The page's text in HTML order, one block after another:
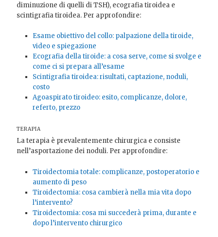
diminuzione di quelli di TSH), ecografia tiroidea e
scintigrafia tiroidea. Per approfondire:
Esame obiettivo del collo: palpazione della tiroide,
video e spiegazione
Ecografia della tiroide: a cosa serve, come si svolge e
come ci si prepara all’esame
Scintigrafia tiroidea: risultati, captazione, noduli,
costo
Agoaspirato tiroideo: esito, complicanze, dolore,
referto, prezzo
TERAPIA
La terapia è prevalentemente chirurgica e consiste
nell’asportazione dei noduli. Per approfondire:
Tiroidectomia totale: complicanze, postoperatorio e
aumento di peso
Tiroidectomia: cosa cambierà nella mia vita dopo
l’intervento?
Tiroidectomia: cosa mi succederà prima, durante e
dopo l’intervento chirurgico